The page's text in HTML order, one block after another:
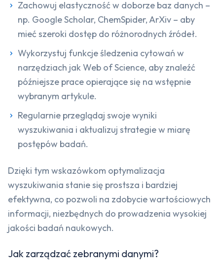
Zachowuj elastyczność w doborze baz danych –
np. Google Scholar, ChemSpider, ArXiv – aby
mieć szeroki dostęp do różnorodnych źródeł.
Wykorzystuj funkcje śledzenia cytowań w
narzędziach jak Web of Science, aby znaleźć
późniejsze prace opierające się na wstępnie
wybranym artykule.
Regularnie przeglądaj swoje wyniki
wyszukiwania i aktualizuj strategie w miarę
postępów badań.
Dzięki tym wskazówkom optymalizacja
wyszukiwania stanie się prostsza i bardziej
efektywna, co pozwoli na zdobycie wartościowych
informacji, niezbędnych do prowadzenia wysokiej
jakości badań naukowych.
Jak zarządzać zebranymi danymi?